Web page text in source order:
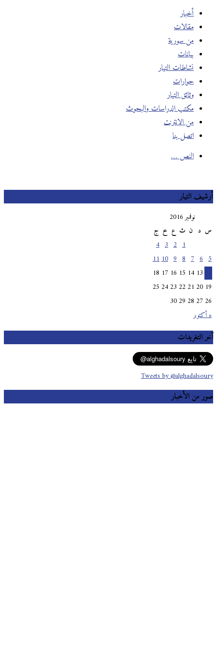
أخبار
مقالات
من سورية
بيانات
نشاطات التيار
حوارات
وثائق التيار
مكتب الدراسات والبحوث
من الانترنت
اتصل بنا
النص …
أرشيف التيار
نوفمبر 2016
س
ث خ ج
« أكتوبر
10
11
13
14
15
16
17
18
19
20
21
22
23
24
25
26
27
28
29
30
آخر التغريدات
Tweets by @alghadalsoury
صور من الأخبار